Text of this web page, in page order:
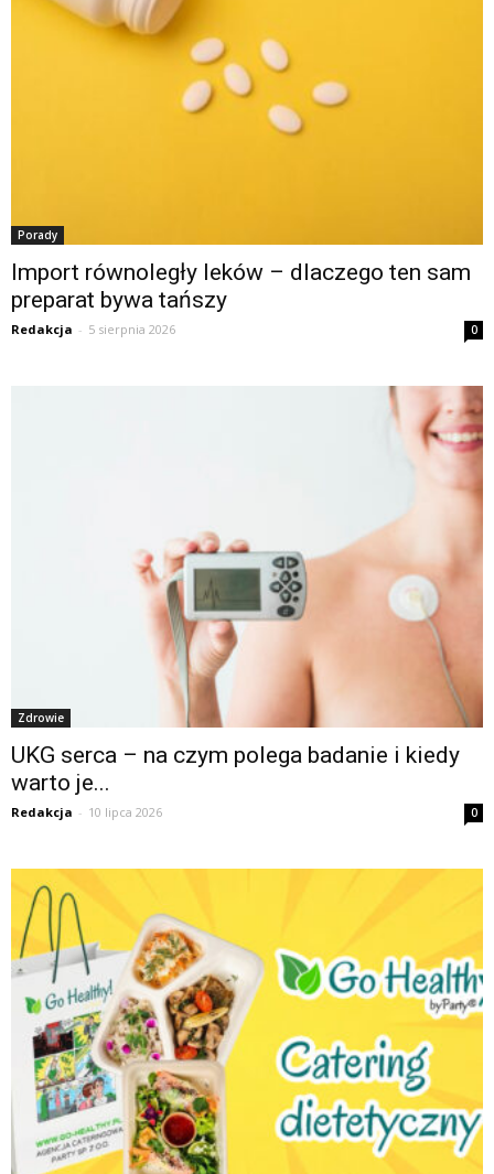
Porady
Import równoległy leków – dlaczego ten sam
preparat bywa tańszy
Redakcja - 5 sierpnia 2026 0
Zdrowie
UKG serca – na czym polega badanie i kiedy
warto je...
Redakcja - 10 lipca 2026 0